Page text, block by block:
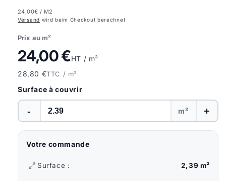
24,00€ / M2
Versand wird beim Checkout berechnet
Prix au m²
24,00 €HT / m²
28,80 €TTC / m²
Surface à couvrir
- m² +
Votre commande
Surface : 2,39 m²